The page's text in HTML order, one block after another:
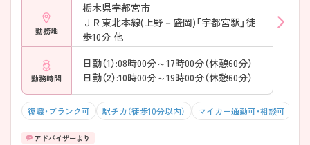
勤務地
栃木県宇都宮市
ＪＲ東北本線(上野－盛岡)「宇都宮駅」徒
歩10分 他
勤務時間
日勤（1）:08時00分～17時00分（休憩60分）
日勤（2）:10時00分～19時00分（休憩60分）
復職・ブランク可 駅チカ（徒歩10分以内） マイカー通勤可・相談可